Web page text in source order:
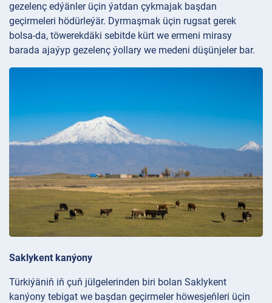
gezelenç edýänler üçin ýatdan çykmajak başdan
geçirmeleri hödürleýär. Dyrmaşmak üçin rugsat gerek
bolsa-da, töwerekdäki sebitde kürt we ermeni mirasy
barada ajaýyp gezelenç ýollary we medeni düşünjeler bar.
Saklykent kanýony
Türkiýäniň iň çuň jülgelerinden biri bolan Saklykent
kanýony tebigat we başdan geçirmeler höwesjeňleri üçin